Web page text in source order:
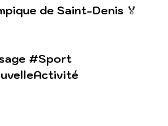
de Saint-Denis 🏅
#Sport